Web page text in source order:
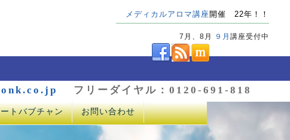
メディカルアロマ講座開催 22年！！
7月、8月 ９月 講座受付中
フリーダイヤル：0120-691-818
トバブチャン お問い合わせ